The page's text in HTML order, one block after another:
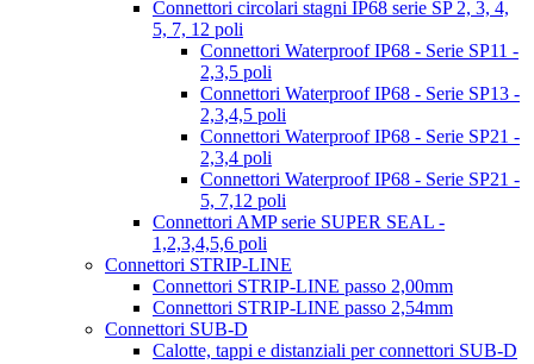
Connettori circolari stagni IP68 serie SP 2, 3, 4,
5, 7, 12 poli
Connettori Waterproof IP68 - Serie SP11 -
2,3,5 poli
Connettori Waterproof IP68 - Serie SP13 -
2,3,4,5 poli
Connettori Waterproof IP68 - Serie SP21 -
2,3,4 poli
Connettori Waterproof IP68 - Serie SP21 -
5, 7,12 poli
Connettori AMP serie SUPER SEAL -
1,2,3,4,5,6 poli
Connettori STRIP-LINE
Connettori STRIP-LINE passo 2,00mm
Connettori STRIP-LINE passo 2,54mm
Connettori SUB-D
Calotte, tappi e distanziali per connettori SUB-D